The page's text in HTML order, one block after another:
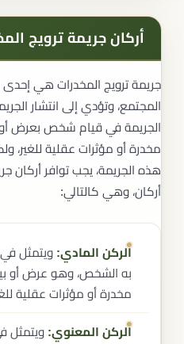
أركان جريمة ترويج
جريمة ترويج المخدرات هي إحدى
المجتمع، وتؤدي إلى انتشار
الجريمة في قيام شخص بعرض أو
مخدرة أو مؤثرات عقلية
هذه الجريمة، يجب توافر أركان
أركان، وهي كالتالي:
الركن المادي: ويتمثل
به الشخص، وهو عرض أو
مخدرة أو مؤثرات عقلية
الركن المعنوي: ويتمثل